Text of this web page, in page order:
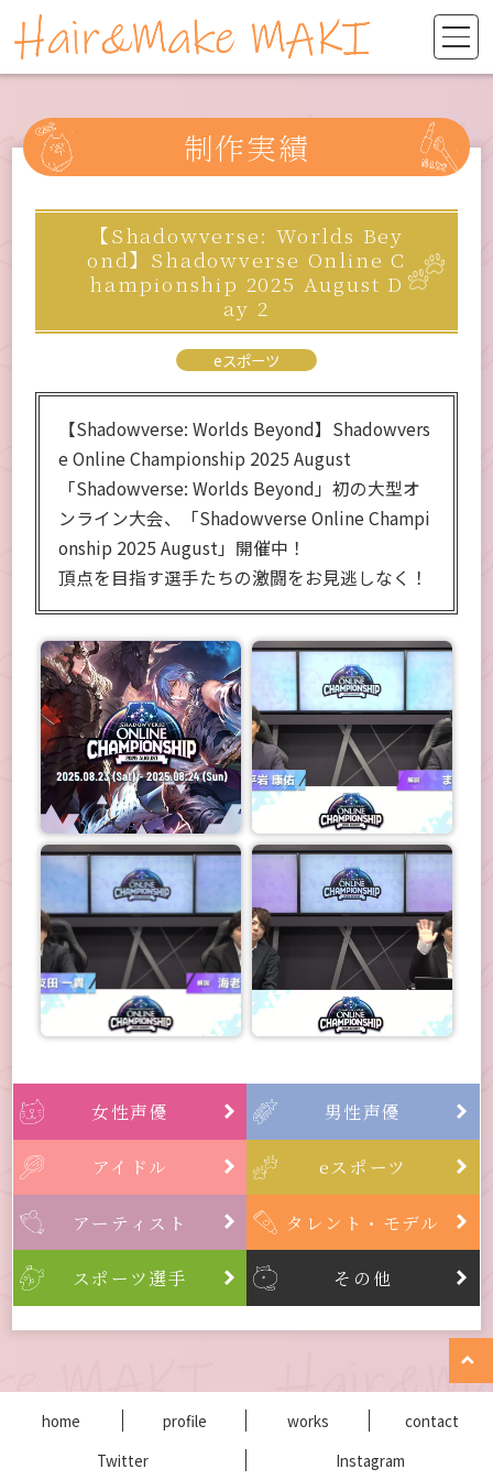
制作実績
【Shadowverse: Worlds Bey
ond】Shadowverse Online C
hampionship 2025 August D
ay 2
eスポーツ
【Shadowverse: Worlds Beyond】Shadowvers
e Online Championship 2025 August
「Shadowverse: Worlds Beyond」初の大型オ
ンライン大会、「Shadowverse Online Champi
onship 2025 August」開催中！
頂点を目指す選手たちの激闘をお見逃しなく！
女性声優  男性声優 
アイドル  eスポーツ 
アーティスト  タレント・モデル 
スポーツ選手  その他 
home profile works
contact
Twitter
Instagram
